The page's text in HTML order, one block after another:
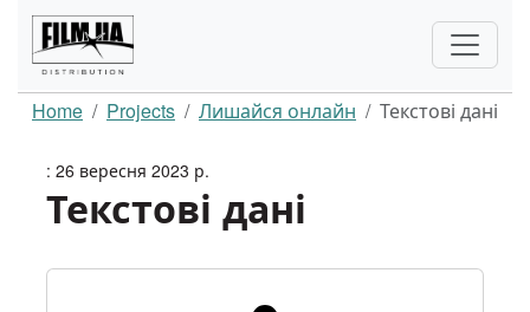
Home Projects Лишайся онлайн Текстові дані
: 26 вересня 2023 р.
Текстові дані